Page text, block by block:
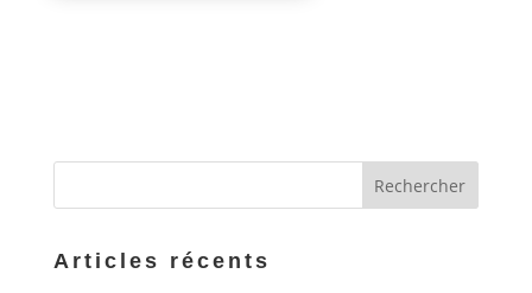
Articles récents